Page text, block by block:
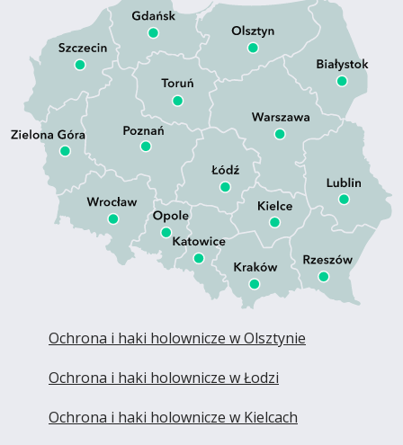
Ochrona i haki holownicze w Olsztynie
Ochrona i haki holownicze w Łodzi
Ochrona i haki holownicze w Kielcach